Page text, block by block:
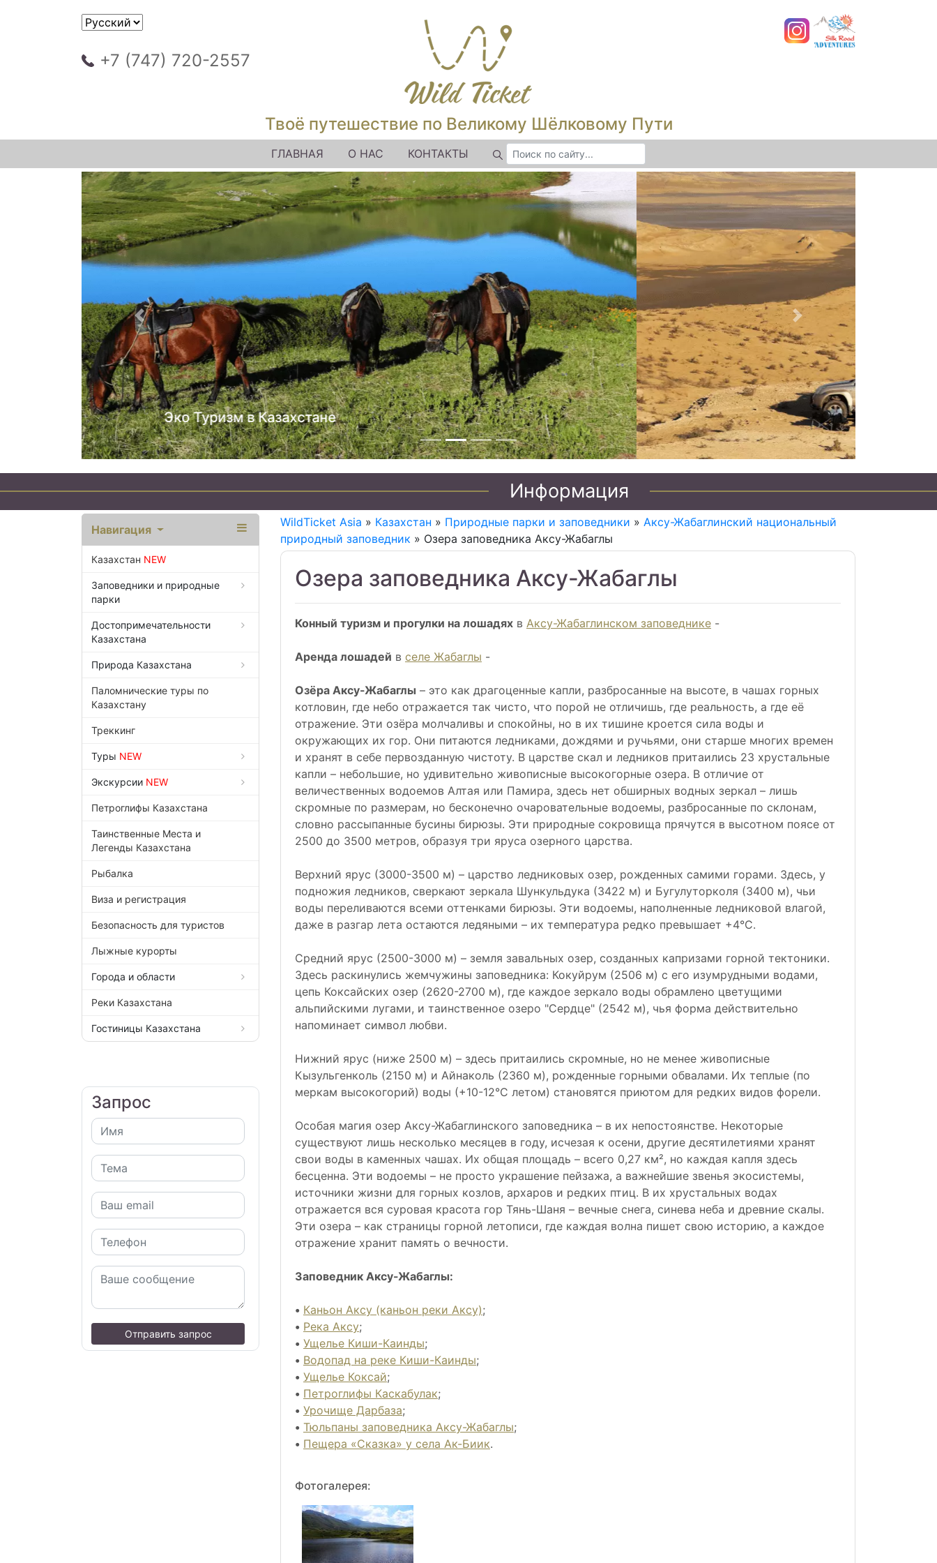
+7 (747) 720-2557
Твоё путешествие по Великому Шёлковому Пути
ГЛАВНАЯ О НАС КОНТАКТЫ
Джип туры по Казахстану
Предыдущий Следующий
Информация
Навигация
Казахстан NEW
Заповедники и природные
парки
Достопримечательности
Казахстана
Природа Казахстана
Паломнические туры по
Казахстану
Треккинг
Туры NEW
Экскурсии NEW
Петроглифы Казахстана
Таинственные Места и
Легенды Казахстана
Рыбалка
Виза и регистрация
Безопасность для туристов
Лыжные курорты
Города и области
Реки Казахстана
Гостиницы Казахстана
Запрос
Отправить запрос
WildTicket Asia » Казахстан » Природные парки и заповедники » Аксу-Жабаглинский национальный
природный заповедник » Озера заповедника Аксу-Жабаглы
Озера заповедника Аксу-Жабаглы
Конный туризм и прогулки на лошадях в Аксу-Жабаглинском заповеднике -
Аренда лошадей в селе Жабаглы -
Озёра Аксу-Жабаглы – это как драгоценные капли, разбросанные на высоте, в чашах горных
котловин, где небо отражается так чисто, что порой не отличишь, где реальность, а где её
отражение. Эти озёра молчаливы и спокойны, но в их тишине кроется сила воды и
окружающих их гор. Они питаются ледниками, дождями и ручьями, они старше многих времен
и хранят в себе первозданную чистоту. В царстве скал и ледников притаились 23 хрустальные
капли – небольшие, но удивительно живописные высокогорные озера. В отличие от
величественных водоемов Алтая или Памира, здесь нет обширных водных зеркал – лишь
скромные по размерам, но бесконечно очаровательные водоемы, разбросанные по склонам,
словно рассыпанные бусины бирюзы. Эти природные сокровища прячутся в высотном поясе от
2500 до 3500 метров, образуя три яруса озерного царства.
Верхний ярус (3000-3500 м) – царство ледниковых озер, рожденных самими горами. Здесь, у
подножия ледников, сверкают зеркала Шункульдука (3422 м) и Бугулуторколя (3400 м), чьи
воды переливаются всеми оттенками бирюзы. Эти водоемы, наполненные ледниковой влагой,
даже в разгар лета остаются ледяными – их температура редко превышает +4°C.
Средний ярус (2500-3000 м) – земля завальных озер, созданных капризами горной тектоники.
Здесь раскинулись жемчужины заповедника: Кокуйрум (2506 м) с его изумрудными водами,
цепь Коксайских озер (2620-2700 м), где каждое зеркало воды обрамлено цветущими
альпийскими лугами, и таинственное озеро "Сердце" (2542 м), чья форма действительно
напоминает символ любви.
Нижний ярус (ниже 2500 м) – здесь притаились скромные, но не менее живописные
Кызульгенколь (2150 м) и Айнаколь (2360 м), рожденные горными обвалами. Их теплые (по
меркам высокогорий) воды (+10-12°C летом) становятся приютом для редких видов форели.
Особая магия озер Аксу-Жабаглинского заповедника – в их непостоянстве. Некоторые
существуют лишь несколько месяцев в году, исчезая к осени, другие десятилетиями хранят
свои воды в каменных чашах. Их общая площадь – всего 0,27 км², но каждая капля здесь
бесценна. Эти водоемы – не просто украшение пейзажа, а важнейшие звенья экосистемы,
источники жизни для горных козлов, архаров и редких птиц. В их хрустальных водах
отражается вся суровая красота гор Тянь-Шаня – вечные снега, синева неба и древние скалы.
Эти озера – как страницы горной летописи, где каждая волна пишет свою историю, а каждое
отражение хранит память о вечности.
Заповедник Аксу-Жабаглы:
• Каньон Аксу (каньон реки Аксу);
• Река Аксу;
• Ущелье Киши-Каинды;
• Водопад на реке Киши-Каинды;
• Ущелье Коксай;
• Петроглифы Каскабулак;
• Урочище Дарбаза;
• Тюльпаны заповедника Аксу-Жабаглы;
• Пещера «Сказка» у села Ак-Биик.
Фотогалерея: